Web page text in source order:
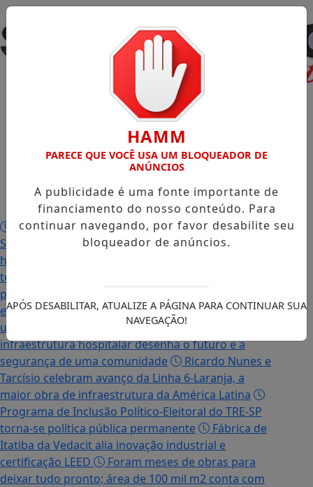
Notícias
Colunistas
Virtual/
Cupons de
Desconto /
Paradoxo da modernidade
Hospital
Samaritano Higienópolis consolida 130 anos de
história com foco em alta complexidade e inovação
tecnológica
parceria para garantir acessibilidade em Libras nas
eleições de 2026
A força do pensamento livre em
um mundo de certezas prontas
Como a
infraestrutura hospitalar desenha o futuro e a
segurança de uma comunidade
Ricardo Nunes e
Tarcísio celebram avanço da Linha 6-Laranja, a
maior obra de infraestrutura da América Latina
Programa de Inclusão Político-Eleitoral do TRE-SP
torna-se política pública permanente
Fábrica de
Itatiba da Vedacit alia inovação industrial e
certificação LEED
Foram meses de obras para
deixar tudo pronto; área de 100 mil m2 conta com
HAMM
PARECE QUE VOCÊ USA UM BLOQUEADOR DE
ANÚNCIOS
A publicidade é uma fonte importante de
financiamento do nosso conteúdo. Para
continuar navegando, por favor desabilite seu
bloqueador de anúncios.
APÓS DESABILITAR, ATUALIZE A PÁGINA PARA CONTINUAR SUA
NAVEGAÇÃO!